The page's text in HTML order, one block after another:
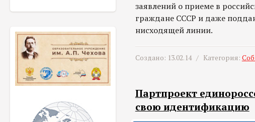
заявлений о приеме в
граждане СССР и даже
нисходящей линии.
Создано: 13.02.14 / Категория:
Партпроект
свою идентификацию